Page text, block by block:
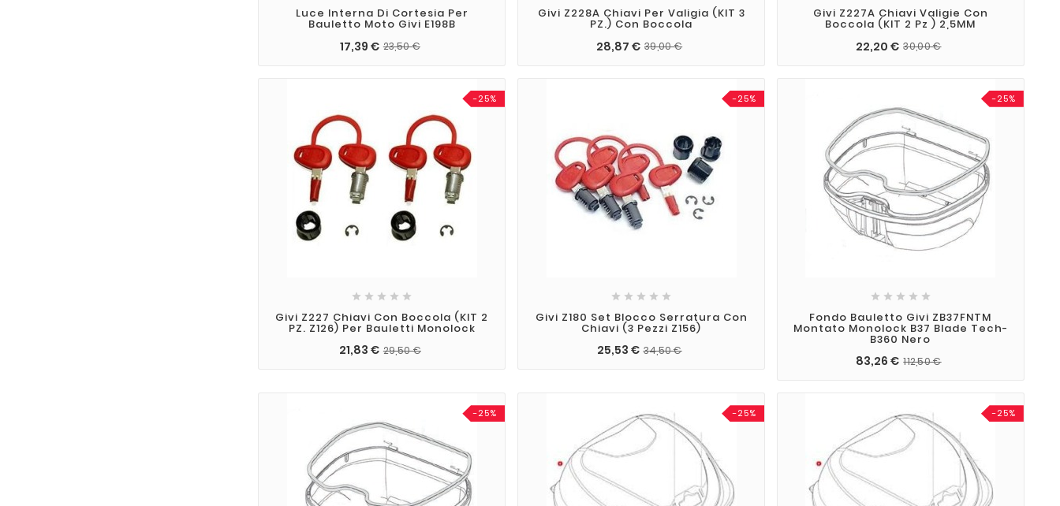
Luce Interna Di Cortesia Per
Bauletto Moto Givi E198B
17,39 € 23,50 €
Givi Z228A Chiavi Per Valigia (KIT 3
PZ.) Con Boccola
28,87 € 39,00 €
Givi Z227A Chiavi Valigie Con
Boccola (KIT 2 Pz ) 2,5MM
22,20 € 30,00 €
-25%
    
Givi Z227 Chiavi Con Boccola (KIT 2
PZ. Z126) Per Bauletti Monolock
21,83 € 29,50 €
-25%
    
Givi Z180 Set Blocco Serratura Con
Chiavi (3 Pezzi Z156)
25,53 € 34,50 €
-25%
    
Fondo Bauletto Givi ZB37FNTM
Montato Monolock B37 Blade Tech-
B360 Nero
83,26 € 112,50 €
-25% -25% -25%